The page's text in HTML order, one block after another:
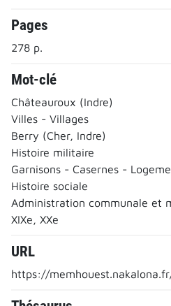
Pages
278 p.
Mot-clé
Châteauroux (Indre)
Villes - Villages
Berry (Cher, Indre)
Histoire militaire
Garnisons - Casernes -
Histoire sociale
Administration communale et
XIXe, XXe
URL
https://